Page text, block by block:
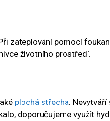
zateplování pomocí
životního prostředí.
plochá střecha. Nevytváří
doporučujeme využít